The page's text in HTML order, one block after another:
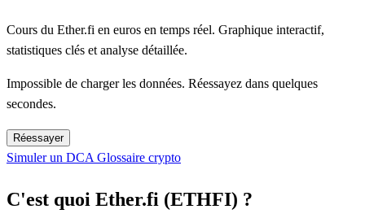
Cours du Ether.fi en euros en temps réel. Graphique interactif,
statistiques clés et analyse détaillée.
Impossible de charger les données. Réessayez dans quelques
secondes.
Réessayer
Simuler un DCA Glossaire crypto
C'est quoi Ether.fi (ETHFI) ?